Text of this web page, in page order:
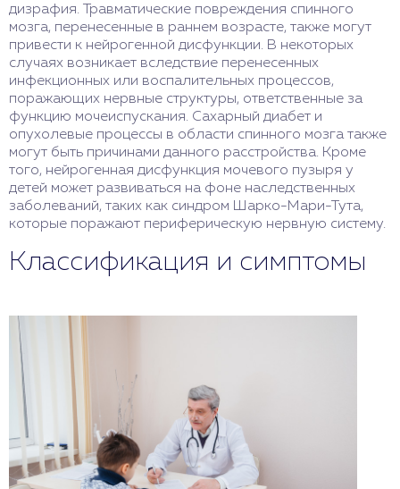
дизрафия. Травматические повреждения спинного
мозга, перенесенные в раннем возрасте, также могут
привести к нейрогенной дисфункции. В некоторых
случаях возникает вследствие перенесенных
инфекционных или воспалительных процессов,
поражающих нервные структуры, ответственные за
функцию мочеиспускания. Сахарный диабет и
опухолевые процессы в области спинного мозга также
могут быть причинами данного расстройства. Кроме
того, нейрогенная дисфункция мочевого пузыря у
детей может развиваться на фоне наследственных
заболеваний, таких как синдром Шарко-Мари-Тута,
которые поражают периферическую нервную систему.
Классификация и симптомы